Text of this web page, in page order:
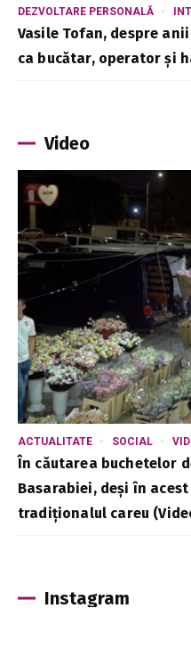
DEZVOLTARE PERSONALĂ
Vasile Tofan, despre
ca bucătar, operator și
Video
ACTUALITATE SOCIAL
În căutarea buchetelor
Basarabiei, deși în
tradiționalul careu
Instagram